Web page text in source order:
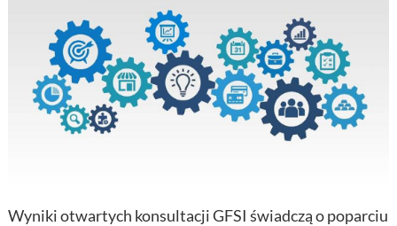
Wyniki otwartych konsultacji GFSI świadczą o poparciu